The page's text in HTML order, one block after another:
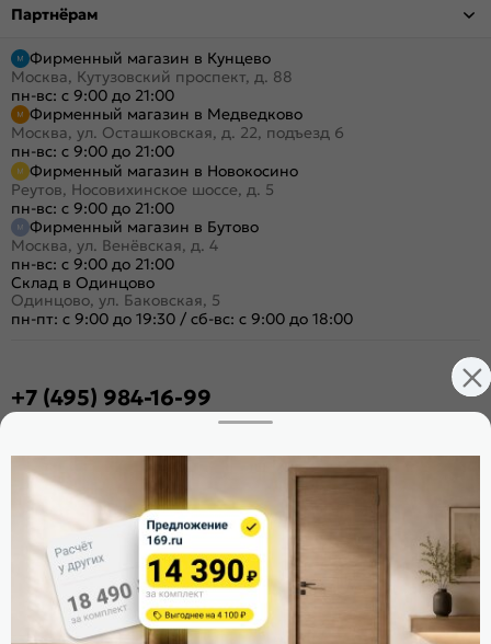
Партнёрам
Фирменный магазин в Кунцево
Москва, Кутузовский проспект, д. 88
пн-вс: с 9:00 до 21:00
Фирменный магазин в Медведково
Москва, ул. Осташковская, д. 22, подъезд 6
пн-вс: с 9:00 до 21:00
Фирменный магазин в Новокосино
Реутов, Носовихинское шоссе, д. 5
пн-вс: с 9:00 до 21:00
Фирменный магазин в Бутово
Москва, ул. Венёвская, д. 4
пн-вс: с 9:00 до 21:00
Склад в Одинцово
Одинцово, ул. Баковская, 5
пн-пт: с 9:00 до 19:30 / сб-вс: с 9:00 до 18:00
+7 (495) 984-16-99
Поделиться
Оцените магазин